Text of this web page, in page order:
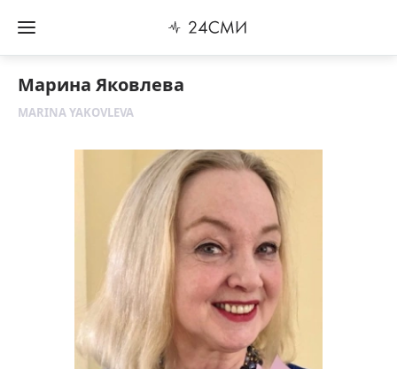
Марина Яковлева
MARINA YAKOVLEVA